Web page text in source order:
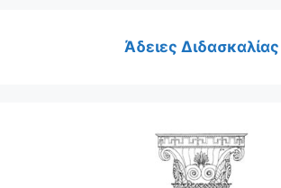
Άδειες Διδασκαλίας